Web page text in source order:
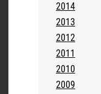
2014
2013
2012
2011
2010
2009